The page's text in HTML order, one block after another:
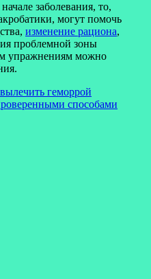
заболевания, то,
могут помочь
изменение рациона,
проблемной зоны
упражнениям можно
геморрой
способами